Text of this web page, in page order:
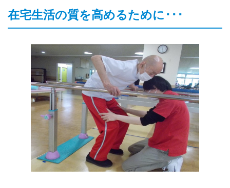
在宅生活の質を高めるために･･･